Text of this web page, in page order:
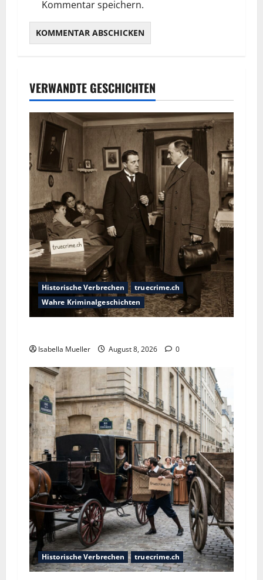
Kommentar speichern.
VERWANDTE GESCHICHTEN
Historische Verbrechen
truecrime.ch
Wahre Kriminalgeschichten
Isabella Mueller August 8, 2026 0
Historische Verbrechen truecrime.ch